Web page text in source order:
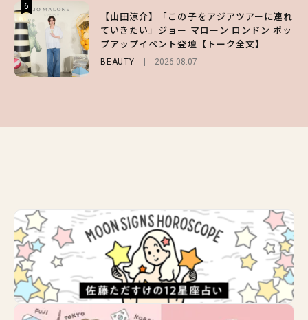
6
【山田涼介】「この子をアジアツアーに連れ
ていきたい」ジョー マローン ロンドン ポッ
プアップイベント登壇【トーク全文】
BEAUTY 2026.08.07
6
【ハローキティ】がスシローと初コラボ♡
第1弾の気になるメニュー＆限定グッズを総
チェック！
LIFESTYLE 2026.07.31
6
【GU】夏の“主役級”アイテム決定！ヘルシ
ー＆可愛すぎる「大人の肌見せ」トップス3
選
FASHION 2026.07.19